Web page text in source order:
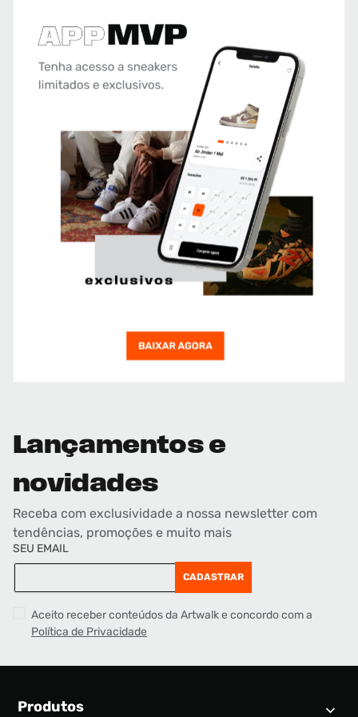
Lançamentos e
novidades
Receba com exclusividade a nossa newsletter com
tendências, promoções e muito mais
SEU EMAIL
CADASTRAR
Aceito receber conteúdos da Artwalk e concordo com a
Política de Privacidade
Produtos